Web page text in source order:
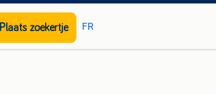
Plaats zoekertje FR